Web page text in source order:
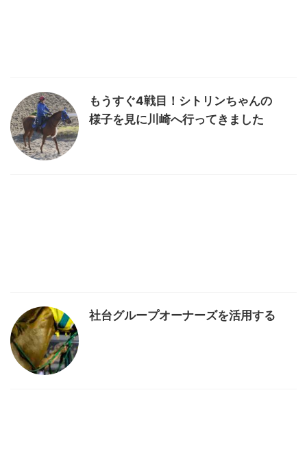
もうすぐ4戦目！シトリンちゃんの
様子を見に川崎へ行ってきました
社台グループオーナーズを活用する